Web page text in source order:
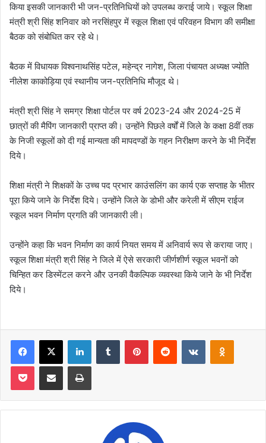
किया इसकी जानकारी भी जन-प्रतिनिधियों को उपलब्ध कराई जाये। स्कूल शिक्षा
मंत्री श्री सिंह शनिवार को नरसिंहपुर में स्कूल शिक्षा एवं परिवहन विभाग की समीक्षा
बैठक को संबोधित कर रहे थे।
बैठक में विधायक विश्वनाथसिंह पटेल, महेन्द्र नागेश, जिला पंचायत अध्यक्ष ज्योति
नीलेश काकोड़िया एवं स्थानीय जन-प्रतिनिधि मौजूद थे।
मंत्री श्री सिंह ने समग्र शिक्षा पोर्टल पर वर्ष 2023-24 और 2024-25 में
छात्रों की मैपिंग जानकारी प्राप्त की। उन्होंने पिछले वर्षों में जिले के कक्षा 8वीं तक
के निजी स्कूलों को दी गई मान्यता की मापदण्डों के गहन निरीक्षण करने के भी निर्देश
दिये।
शिक्षा मंत्री ने शिक्षकों के उच्च पद प्रभार काउंसलिंग का कार्य एक सप्ताह के भीतर
पूरा किये जाने के निर्देश दिये। उन्होंने जिले के डोभी और करेली में सीएम राईज
स्कूल भवन निर्माण प्रगति की जानकारी ली।
उन्होंने कहा कि भवन निर्माण का कार्य नियत समय में अनिवार्य रूप से कराया जाए।
स्कूल शिक्षा मंत्री श्री सिंह ने जिले में ऐसे सरकारी जीर्णशीर्ण स्कूल भवनों को
चिन्हित कर डिस्मेंटल करने और उनकी वैकल्पिक व्यवस्था किये जाने के भी निर्देश
दिये।
Facebook
X LinkedInTumblr PinterestReddit VKontakte
Pocket Share via Email Print